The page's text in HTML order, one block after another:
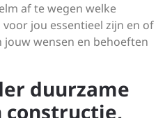
af te wegen welke
jou essentieel zijn en of
jouw wensen en behoeften
duurzame